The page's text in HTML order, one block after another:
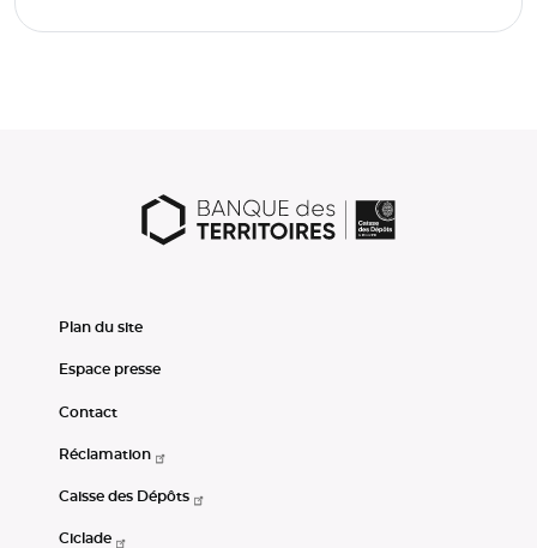
Plan du site
Espace presse
Contact
Réclamation
Caisse des Dépôts
Ciclade